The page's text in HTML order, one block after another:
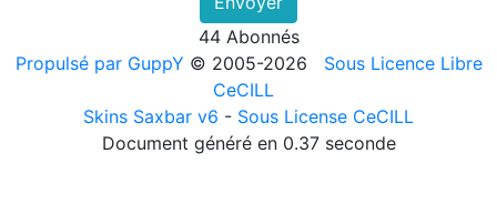
Album - Suisse|Emission en quatre
langues - Suisse émissions 1991 - Page 03
Album - Suisse|Emission en quatre
langues - Suisse émissions 1991 - Page 02
2026/07/27 :Album - Suisse|Emission en quatre
44 Abonnés
Propulsé par GuppY © 2005-2026
Sous Licence Libre
CeCILL
Skins Saxbar v6 - Sous License CeCILL
Document généré en 0.37 seconde